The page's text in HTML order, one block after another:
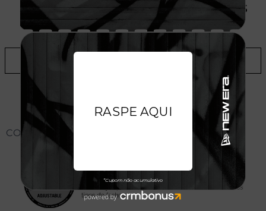
SITE, CONSULTE A DISPONIBILIDADE NAS
LOJAS
ADICIONAR A LISTA DE DESEJOS
CONHEÇA O MODELO DO BONÉ